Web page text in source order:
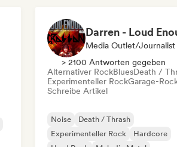
Media Outlet/Journalist
> 2100 Antworten gegeben
Alternativer RockBluesDeath /
Experimenteller RockGarage-
Schreibe Artikel
Noise
Death / Thrash
Experimenteller Rock
Hardcore